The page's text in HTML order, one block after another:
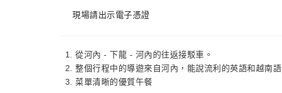
現場請出示電子憑證
從河內 - 下龍 - 河內的往返接駁車。
整個行程中的導遊來自河內，能說流利的英語和越南語
菜單清晰的優質午餐